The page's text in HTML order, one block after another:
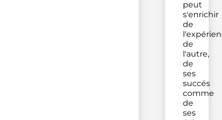
peut
s'enrichir
de
de
l'autre,
de
ses
succés
comme
de
ses